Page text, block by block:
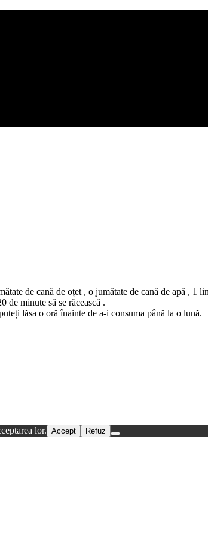
de cană de oțet , o jumătate de cană de apă ,
de minute să se răcească .
lăsa o oră înainte de a-i consuma până la o lună.
lor. Accept Refuz